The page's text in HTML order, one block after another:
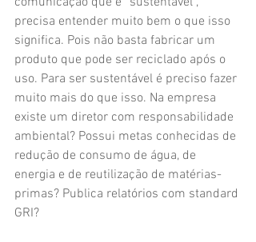
precisa entender muito bem o que isso
significa. Pois não basta fabricar um
produto que pode ser reciclado após o
uso. Para ser sustentável é preciso fazer
muito mais do que isso. Na empresa
existe um diretor com responsabilidade
ambiental? Possui metas conhecidas de
redução de consumo de água, de
energia e de reutilização de matérias-
primas? Publica relatórios com standard
GRI?